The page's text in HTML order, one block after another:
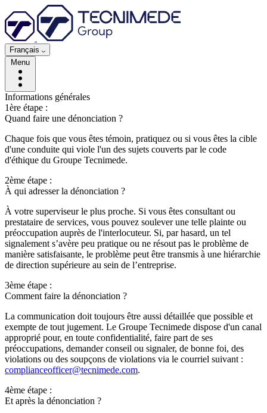
Français
Menu
Informations générales
1ère étape :
Quand faire une dénonciation ?
Chaque fois que vous êtes témoin, pratiquez ou si vous êtes la cible
d'une conduite qui viole l'un des sujets couverts par le code
d'éthique du Groupe Tecnimede.
2ème étape :
À qui adresser la dénonciation ?
À votre superviseur le plus proche. Si vous êtes consultant ou
prestataire de services, vous pouvez soulever une telle plainte ou
préoccupation auprès de l'interlocuteur. Si, par hasard, un tel
signalement s’avère peu pratique ou ne résout pas le problème de
manière satisfaisante, le problème peut être transmis à une hiérarchie
de direction supérieure au sein de l’entreprise.
3ème étape :
Comment faire la dénonciation ?
La communication doit toujours être aussi détaillée que possible et
exempte de tout jugement. Le Groupe Tecnimede dispose d'un canal
approprié pour, en toute confidentialité, faire part de ses
préoccupations, demander conseil ou signaler, de bonne foi, des
violations ou des soupçons de violations via le courriel suivant :
complianceofficer@tecnimede.com.
4ème étape :
Et après la dénonciation ?